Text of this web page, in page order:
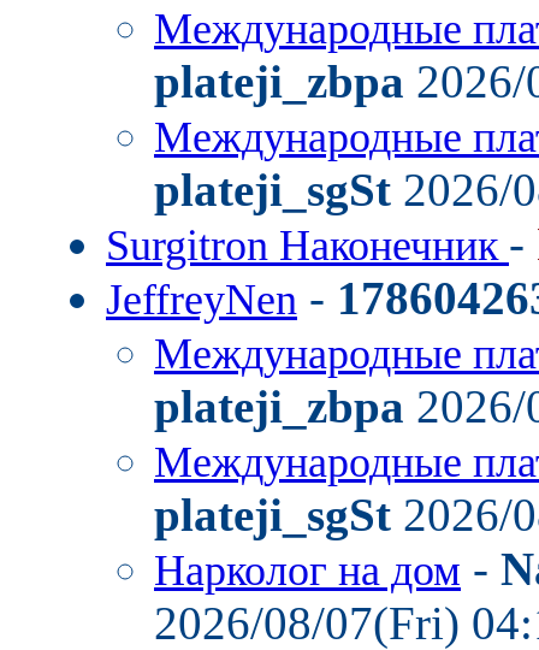
Международные
plateji_zbpa
Международные
plateji_sgSt 2026/
Surgitron Наконечник -
JeffreyNen -
Международные
plateji_zbpa
Международные
plateji_sgSt 2026/
Нарколог на дом -
2026/08/07(Fri)